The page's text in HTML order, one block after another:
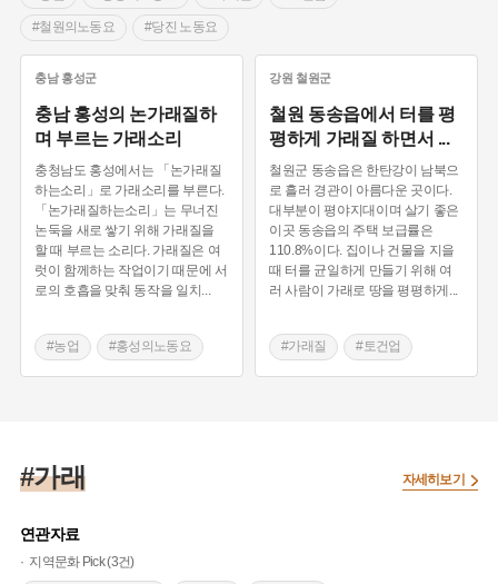
#철원의노동요 #당진 노동요
충남 홍성군
충남 홍성의 논가래질하
며 부르는 가래소리
충청남도 홍성에서는 「논가래질
하는소리」로 가래소리를 부른다.
「논가래질하는소리」는 무너진
논둑을 새로 쌓기 위해 가래질을
할 때 부르는 소리다. 가래질은 여
럿이 함께하는 작업이기 때문에 서
로의 호흡을 맞춰 동작을 일치 ...
#농업 #홍성의노동요
#가래질
강원 철원군
철원 동송읍에서 터를 평
평하게 가래질 하면서 ...
철원군 동송읍은 한탄강이 남북으
로 흘러 경관이 아름다운 곳이다.
대부분이 평야지대이며 살기 좋은
이곳 동송읍의 주택 보급률은
110.8%이다. 집이나 건물을 지을
때 터를 균일하게 만들기 위해 여
러 사람이 가래로 땅을 평평하게 ...
#가래질 #토건업
#철원의노동요
#가래
연관자료
지역문화 Pick (3건)
자세히보기